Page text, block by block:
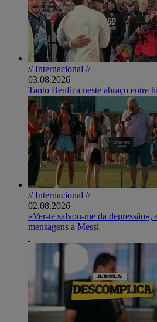
// Internacional //
03.08.2026
Tanto Benfica neste abraço entre
// Internacional //
02.08.2026
«Ver-te salvou-me da depressão»,
mensagens a Messi